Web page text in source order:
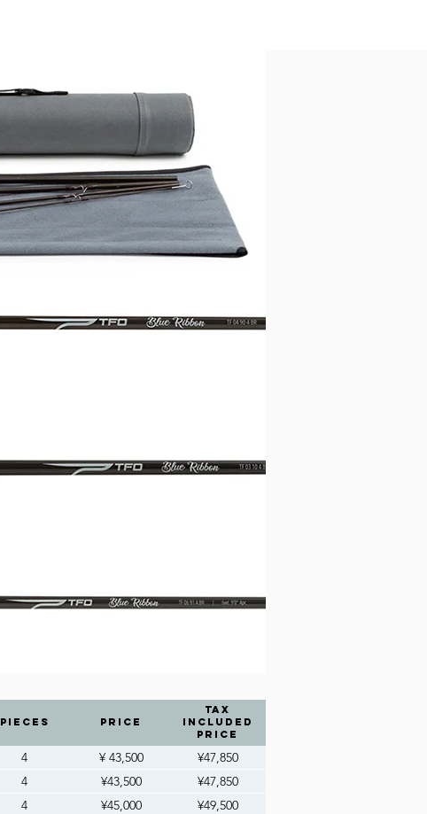
Pieces Price
tax
included
price
4 ¥ 43,500
¥47,850
4 ¥43,500
¥47,850
4 ¥45,000
¥49,500